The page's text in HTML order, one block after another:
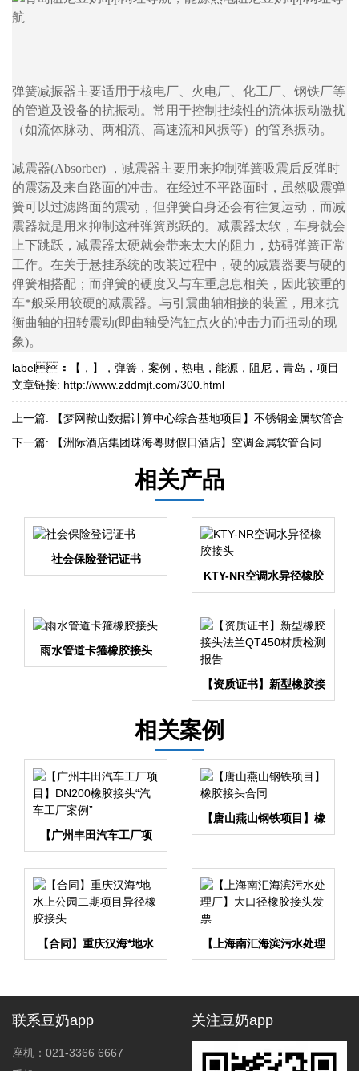
弹簧减振器主要适用于核电厂、火电厂、化工厂、钢铁厂等
的管道及设备的抗振动。常用于控制挂续性的流体振动激扰
（如流体脉动、两相流、高速流和风振等）的管系振动。
减震器(Absorber) ，减震器主要用来抑制弹簧吸震后反弹时
的震荡及来自路面的冲击。在经过不平路面时，虽然吸震弹
簧可以过滤路面的震动，但弹簧自身还会有往复运动，而减
震器就是用来抑制这种弹簧跳跃的。减震器太软，车身就会
上下跳跃，减震器太硬就会带来太大的阻力，妨碍弹簧正常
工作。在关于悬挂系统的改装过程中，硬的减震器要与硬的
弹簧相搭配；而弹簧的硬度又与车重息息相关，因此较重的
车*般采用较硬的减震器。与引震曲轴相接的装置，用来抗
衡曲轴的扭转震动(即曲轴受汽缸点火的冲击力而扭动的现
象)。
label： 【 ， 】 ， 弹簧 ， 案例 ， 热电 ， 能源 ， 阻尼 ， 青岛 ， 项目
文章链接: http://www.zddmjt.com/300.html
上一篇:
【梦网鞍山数据计算中心综合基地项目】不锈钢金属软管合
同
下一篇: 【洲际酒店集团珠海粤财假日酒店】空调金属软管合同
相关产品
社会保险登记证书
KTY-NR空调水异径橡胶
接头
雨水管道卡箍橡胶接头
【资质证书】新型橡胶接
头法兰QT450材质检测报
相关案例
【广州丰田汽车工厂项
目】DN200橡胶接头“汽
车工厂案例”
【唐山燕山钢铁项目】橡
胶接头合同
【合同】重庆汉海*地水
上公园二期项目异径橡胶
【上海南汇海滨污水处理
厂】大口径橡胶接头发票
联系豆奶app
座机：021-3366 6667
关注豆奶app